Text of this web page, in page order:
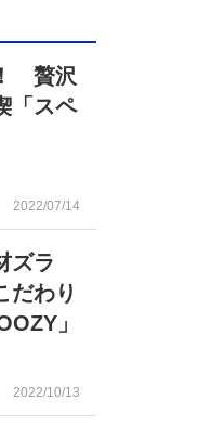
贅沢
「スペ
2022/07/14
ズラ
だわり
」
2022/10/13